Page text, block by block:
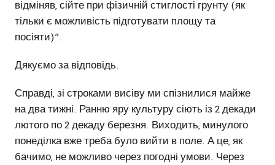
відміняв, сійте при фізичній стиглості грунту (як
тільки є можливість підготувати площу та
посіяти)”.
Дякуємо за відповідь.
Справді, зі строками висіву ми спізнилися майже
на два тижні. Ранню яру культуру сіють із 2 декади
лютого по 2 декаду березня. Виходить, минулого
понеділка вже треба було вийти в поле. А це, як
бачимо, не можливо через погодні умови. Через